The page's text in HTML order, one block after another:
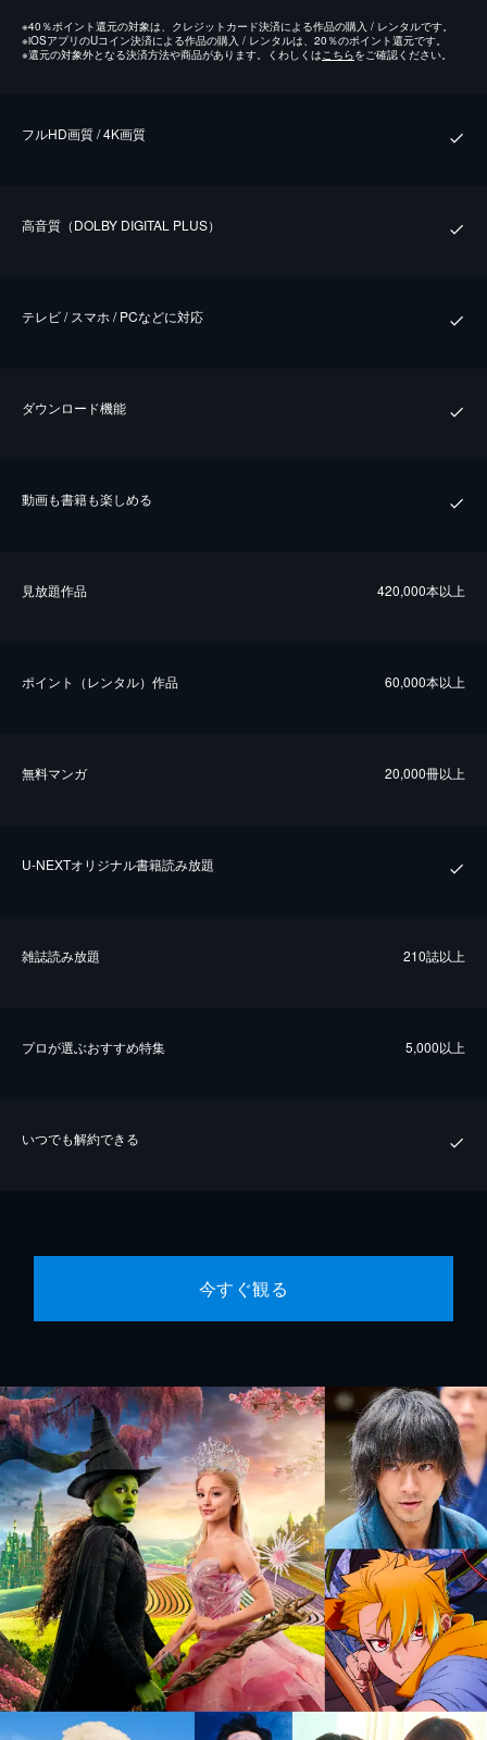
※40％ポイント還元の対象は、クレジットカード決済による作品の購入 / レンタルです。
※iOSアプリのUコイン決済による作品の購入 / レンタルは、20％のポイント還元です。
※還元の対象外となる決済方法や商品があります。くわしくはこちらをご確認ください。
フルHD画質 / 4K画質
⾼⾳質（DOLBY DIGITAL PLUS）
テレビ / スマホ / PCなどに対応
ダウンロード機能
動画も書籍も楽しめる
⾒放題作品 420,000本以上
ポイント（レンタル）作品 60,000本以上
無料マンガ 20,000冊以上
U-NEXTオリジナル書籍読み放題
雑誌読み放題 210誌以上
プロが選ぶおすすめ特集 5,000以上
いつでも解約できる
今すぐ観る